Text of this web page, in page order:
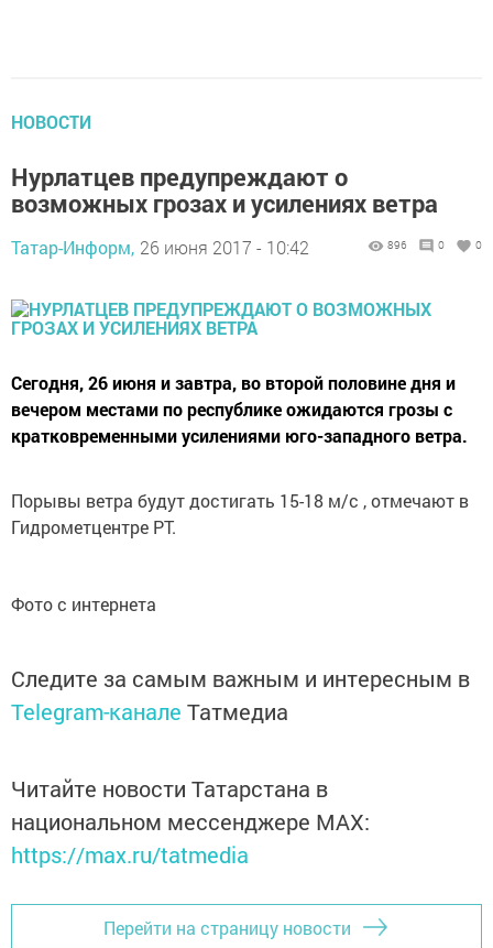
НОВОСТИ
Нурлатцев предупреждают о
возможных грозах и усилениях ветра
Татар-Информ, 26 июня 2017 - 10:42 896 0 0
Сегодня, 26 июня и завтра, во второй половине дня и
вечером местами по республике ожидаются грозы с
кратковременными усилениями юго-западного ветра.
Порывы ветра будут достигать 15-18 м/с , отмечают в
Гидрометцентре РТ.
Фото с интернета
Следите за самым важным и интересным в
Telegram-канале Татмедиа
Читайте новости Татарстана в
национальном мессенджере MАХ:
https://max.ru/tatmedia
Перейти на страницу новости